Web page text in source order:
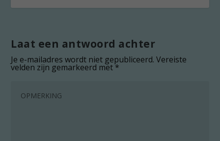
Laat een antwoord achter
Je e-mailadres wordt niet gepubliceerd. Vereiste
velden zijn gemarkeerd met*